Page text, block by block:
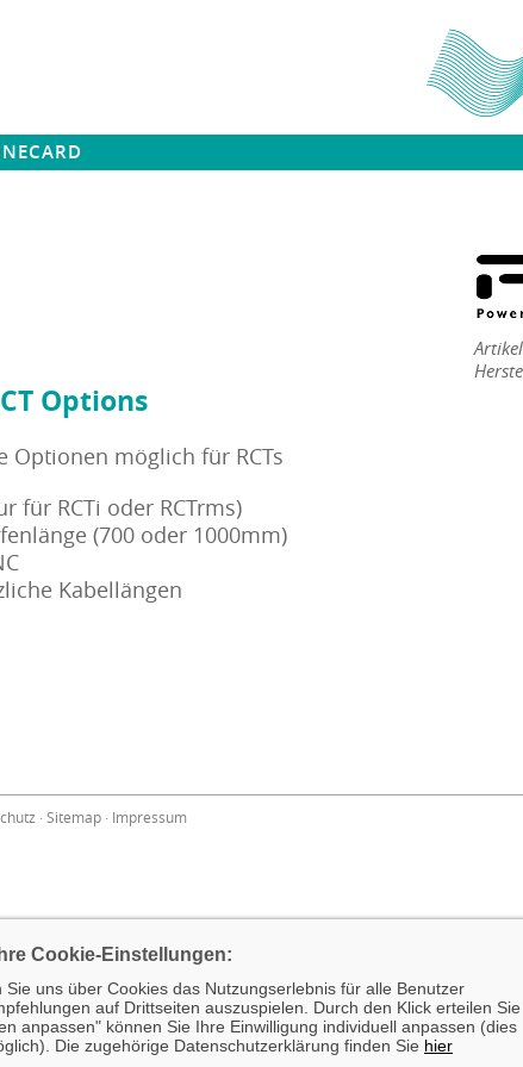
Cookie-Einstellungen:
uns über Cookies das Nutzungserlebnis für alle Benutzer
auf Drittseiten auszuspielen. Durch den Klick erteilen Sie
anpassen" können Sie Ihre Einwilligung individuell anpassen (dies
Die zugehörige Datenschutzerklärung finden Sie hier
Options
Optionen möglich für RCTs
für RCTi oder RCTrms)
(700 oder 1000mm)
Kabellängen
· Sitemap · Impressum